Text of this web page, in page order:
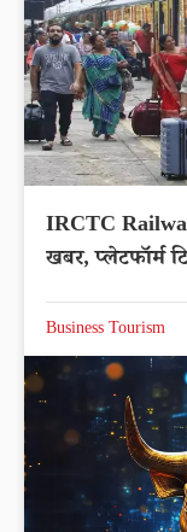
IRCTC
खबर, प्लेटफॉर्म
Business Tourism